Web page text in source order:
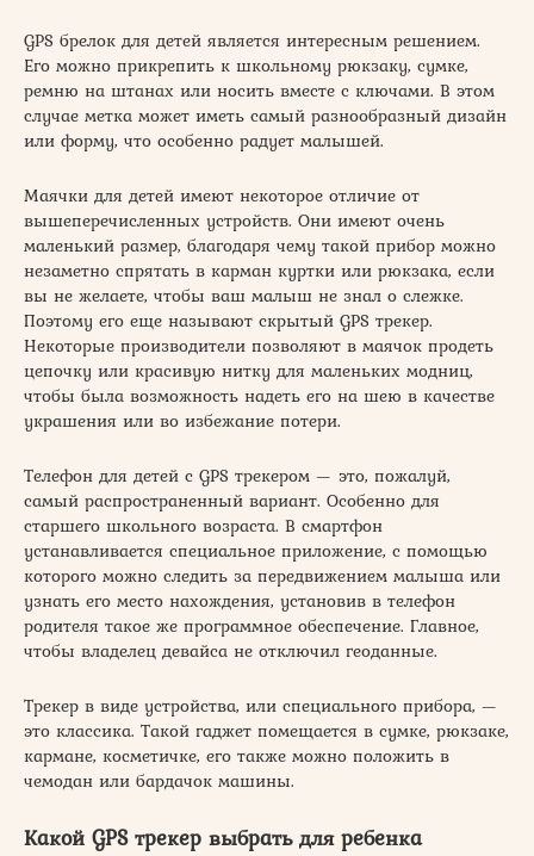
GPS брелок для детей является интересным решением.
Его можно прикрепить к школьному рюкзаку, сумке,
ремню на штанах или носить вместе с ключами. В этом
случае метка может иметь самый разнообразный дизайн
или форму, что особенно радует малышей.
Маячки для детей имеют некоторое отличие от
вышеперечисленных устройств. Они имеют очень
маленький размер, благодаря чему такой прибор можно
незаметно спрятать в карман куртки или рюкзака, если
вы не желаете, чтобы ваш малыш не знал о слежке.
Поэтому его еще называют скрытый GPS трекер.
Некоторые производители позволяют в маячок продеть
цепочку или красивую нитку для маленьких модниц,
чтобы была возможность надеть его на шею в качестве
украшения или во избежание потери.
Телефон для детей с GPS трекером — это, пожалуй,
самый распространенный вариант. Особенно для
старшего школьного возраста. В смартфон
устанавливается специальное приложение, с помощью
которого можно следить за передвижением малыша или
узнать его место нахождения, установив в телефон
родителя такое же программное обеспечение. Главное,
чтобы владелец девайса не отключил геоданные.
Трекер в виде устройства, или специального прибора, —
это классика. Такой гаджет помещается в сумке, рюкзаке,
кармане, косметичке, его также можно положить в
чемодан или бардачок машины.
Какой GPS трекер выбрать для ребенка